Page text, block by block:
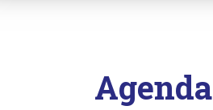
Agenda